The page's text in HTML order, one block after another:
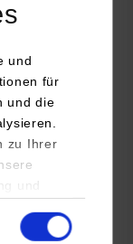
und
für
und die
zu Ihrer
und